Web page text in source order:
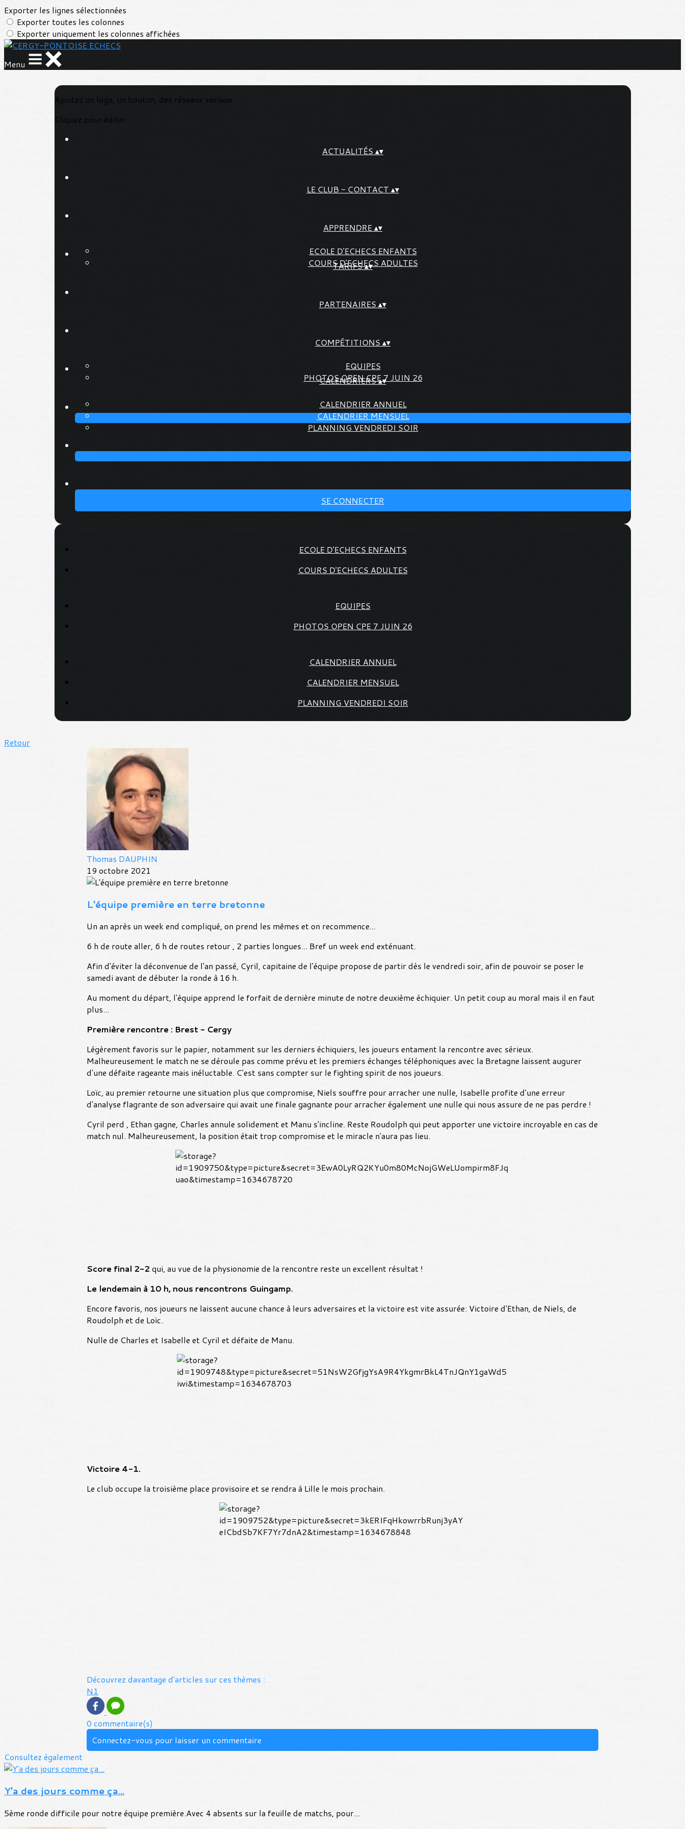
Exporter les lignes sélectionnées
Exporter toutes les colonnes
Exporter uniquement les colonnes affichées
Menu
Ajoutez un logo, un bouton, des réseaux sociaux
Cliquez pour éditer
ACTUALITÉS ▴▾
LE CLUB - CONTACT ▴▾
APPRENDRE▴▾
ECOLE D'ECHECS ENFANTS
COURS D'ECHECS ADULTES
TARIFS▴▾
PARTENAIRES ▴▾
COMPÉTITIONS ▴▾
EQUIPES
PHOTOS OPEN CPE 7 JUIN 26
CALENDRIERS▴▾
CALENDRIER ANNUEL
CALENDRIER MENSUEL
PLANNING VENDREDI SOIR
SE CONNECTER
ECOLE D'ECHECS ENFANTS
COURS D'ECHECS ADULTES
EQUIPES
PHOTOS OPEN CPE 7 JUIN 26
CALENDRIER ANNUEL
CALENDRIER MENSUEL
PLANNING VENDREDI SOIR
Retour
Thomas DAUPHIN
19 octobre 2021
L'équipe première en terre bretonne
Un an après un week end compliqué, on prend les mêmes et on recommence...
6 h de route aller, 6 h de routes retour , 2 parties longues... Bref un week end exténuant.
Afin d'éviter la déconvenue de l'an passé, Cyril, capitaine de l'équipe propose de partir dès le vendredi soir, afin de pouvoir se poser le
samedi avant de débuter la ronde à 16 h.
Au moment du départ, l'équipe apprend le forfait de dernière minute de notre deuxième échiquier. Un petit coup au moral mais il en faut
plus...
Première rencontre : Brest - Cergy
Légèrement favoris sur le papier, notamment sur les derniers échiquiers, les joueurs entament la rencontre avec sérieux.
Malheureusement le match ne se déroule pas comme prévu et les premiers échanges téléphoniques avec la Bretagne laissent augurer
d'une défaite rageante mais inéluctable. C'est sans compter sur le fighting spirit de nos joueurs.
Loïc, au premier retourne une situation plus que compromise, Niels souffre pour arracher une nulle, Isabelle profite d'une erreur
d'analyse flagrante de son adversaire qui avait une finale gagnante pour arracher également une nulle qui nous assure de ne pas perdre !
Cyril perd , Ethan gagne, Charles annule solidement et Manu s'incline. Reste Roudolph qui peut apporter une victoire incroyable en cas de
match nul. Malheureusement, la position était trop compromise et le miracle n'aura pas lieu.
Score final 2-2 qui, au vue de la physionomie de la rencontre reste un excellent résultat !
Le lendemain à 10 h, nous rencontrons Guingamp.
Encore favoris, nos joueurs ne laissent aucune chance à leurs adversaires et la victoire est vite assurée: Victoire d'Ethan, de Niels, de
Roudolph et de Loïc.
Nulle de Charles et Isabelle et Cyril et défaite de Manu.
Victoire 4-1.
Le club occupe la troisième place provisoire et se rendra à Lille le mois prochain.
Découvrez davantage d'articles sur ces thèmes :
N1
0 commentaire(s)
Connectez-vous pour laisser un commentaire
Consultez également
Y'a des jours comme ça...
5ème ronde difficile pour notre équipe première.Avec 4 absents sur la feuille de matchs, pour...